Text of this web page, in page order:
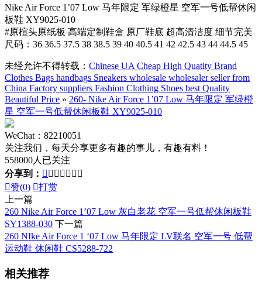
Nike Air Force 1’07 Low 马年限定 军绿橙星 空军一号低帮休闲
板鞋 XY9025-010
#原楦头原纸板 高端定制鞋盒 原厂鞋底 超高清洁度 细节完美
尺码：36 36.5 37.5 38 38.5 39 40 40.5 41 42 42.5 43 44 44.5 45
未经允许不得转载： Chinese UA Cheap High Quatity Brand
Clothes Bags handbags Sneakers wholesale wholesaler seller from
China Factory suppliers Fashion Clothing Shoes best Quality
Beautiful Price » 260- Nike Air Force 1’07 Low 马年限定 军绿橙
星 空军一号低帮休闲板鞋 XY9025-010
WeChat：82210051
关注我们，每天分享更多有趣的事儿，有趣有料！
558000人已关注
分享到：       
赞(0) 打赏
上一篇
260 Nike Air Force 1’07 Low 灰白老花 空军一号低帮休闲板鞋
SY1388-030 下一篇
260 NIke Air Force 1 ‘07 Low 马年限定 LV联名 空军一号 低帮
运动鞋 休闲鞋 CS5288-722
相关推荐